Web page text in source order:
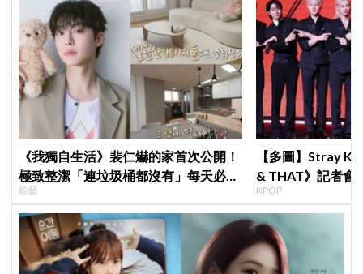
《我獨自生活》裴仁爀的家首次公開！
極致整潔「連垃圾桶都沒有」每天必做
一件事
綜藝
【多圖】Stray
& THAT》記者會
滿自信，預告「
樂圈
KPOP